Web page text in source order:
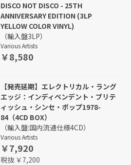
DISCO NOT DISCO - 25TH
ANNIVERSARY EDITION (3LP
YELLOW COLOR VINYL)
（輸入盤3LP）
Various Artists
￥8,580
【発売延期】エレクトリカル・ラング
エッジ：インディペンデント・ブリテ
ィッシュ・シンセ・ポップ1978-
84（4CD BOX）
（輸入盤:国内流通仕様4CD）
Various Artists
￥7,920
税抜 ￥7,200